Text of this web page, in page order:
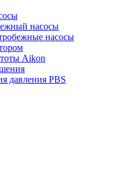
насосы
насосы
Aikon
давления PBS